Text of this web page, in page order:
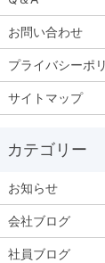
お問い合わせ
プライバシーポ
サイトマップ
お知らせ
会社ブログ
社員ブログ